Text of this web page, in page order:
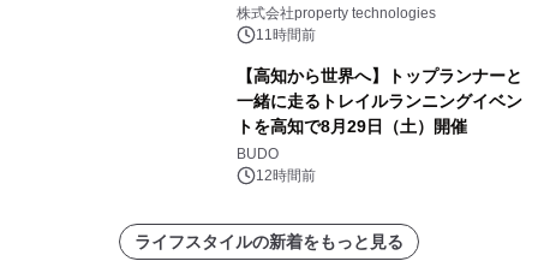
PropTechはどう組み替えるか）｜
PropTech-Lab
株式会社property technologies
11時間前
【高知から世界へ】トップランナーと
一緒に走るトレイルランニングイベン
トを高知で8月29日（土）開催
BUDO
12時間前
ライフスタイルの新着をもっと見る